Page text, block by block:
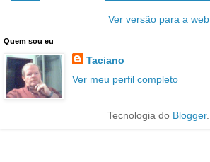
Ver versão para a web
Quem sou eu
Taciano
Ver meu perfil completo
Tecnologia do Blogger.